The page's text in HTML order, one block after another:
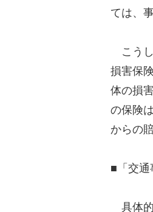
ては、
こうし
損害保
体の損
の保険
からの
■「交通
具体的